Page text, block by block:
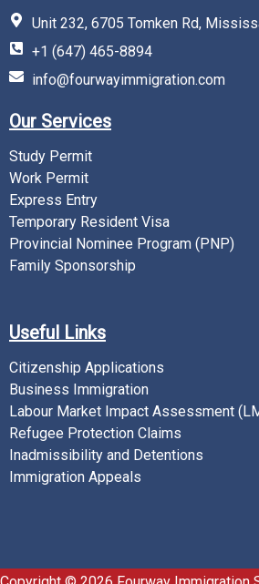
Unit 232, 6705 Tomken Rd,
+1 (647) 465-8894
info@fourwayimmigration.com
Our Services
Study Permit
Work Permit
Express Entry
Temporary Resident Visa
Provincial Nominee Program (PNP)
Family Sponsorship
Useful Links
Citizenship Applications
Business Immigration
Labour Market Impact Assessment
Refugee Protection Claims
Inadmissibility and Detentions
Immigration Appeals